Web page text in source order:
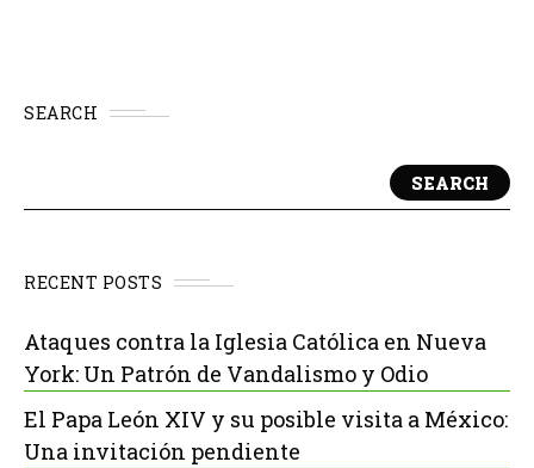
SEARCH
SEARCH
RECENT POSTS
Ataques contra la Iglesia Católica en Nueva
York: Un Patrón de Vandalismo y Odio
El Papa León XIV y su posible visita a México:
Una invitación pendiente